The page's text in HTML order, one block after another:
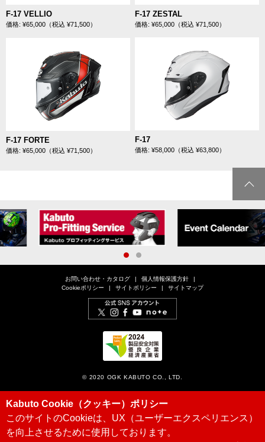
F-17 VELLIO
価格: ¥65,000（税込 ¥71,500）
F-17 ZESTAL
価格: ¥65,000（税込 ¥71,500）
F-17 FORTE
価格: ¥65,000（税込 ¥71,500）
F-17
価格: ¥58,000（税込 ¥63,800）
1
お問い合わせ・カタログ
個人情報保護方針
Cookieポリシー
サイトポリシー サイトマップ
© 2020 OGK KABUTO CO., LTD.
Kabuto Cookie（クッキー）ポリシー
このサイトのCookieは、UX（ユーザーエクスペリエンス）
を向上させるために使用しております。